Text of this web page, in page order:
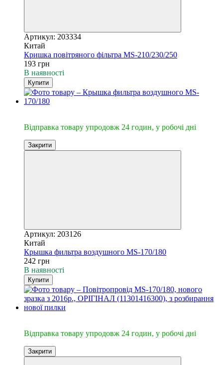
Артикул: 203334
Китай
Кришка повітряного фільтра MS-210/230/250
193 грн
В наявності
Купити
Відправка товару упродовж 24 годин, у робочі дні
Закрити
Артикул: 203126
Китай
Крышка фильтра воздушного MS-170/180
242 грн
В наявності
Купити
Відправка товару упродовж 24 годин, у робочі дні
Закрити